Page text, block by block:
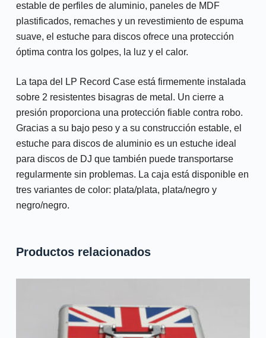
estable de perfiles de aluminio, paneles de MDF
plastificados, remaches y un revestimiento de espuma
suave, el estuche para discos ofrece una protección
óptima contra los golpes, la luz y el calor.
La tapa del LP Record Case está firmemente instalada
sobre 2 resistentes bisagras de metal. Un cierre a
presión proporciona una protección fiable contra robo.
Gracias a su bajo peso y a su construcción estable, el
estuche para discos de aluminio es un estuche ideal
para discos de DJ que también puede transportarse
regularmente sin problemas. La caja está disponible en
tres variantes de color: plata/plata, plata/negro y
negro/negro.
Productos relacionados